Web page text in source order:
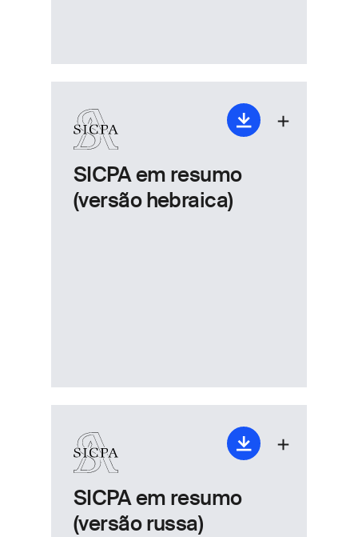
SICPA em resumo
(versão hebraica)
SICPA em resumo
(versão russa)